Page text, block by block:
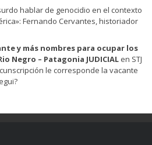
hablar de genocidio en el contexto
Fernando Cervantes, historiador
y más nombres para ocupar los
Negro – Patagonia JUDICIAL en STJ
le corresponde la vacante